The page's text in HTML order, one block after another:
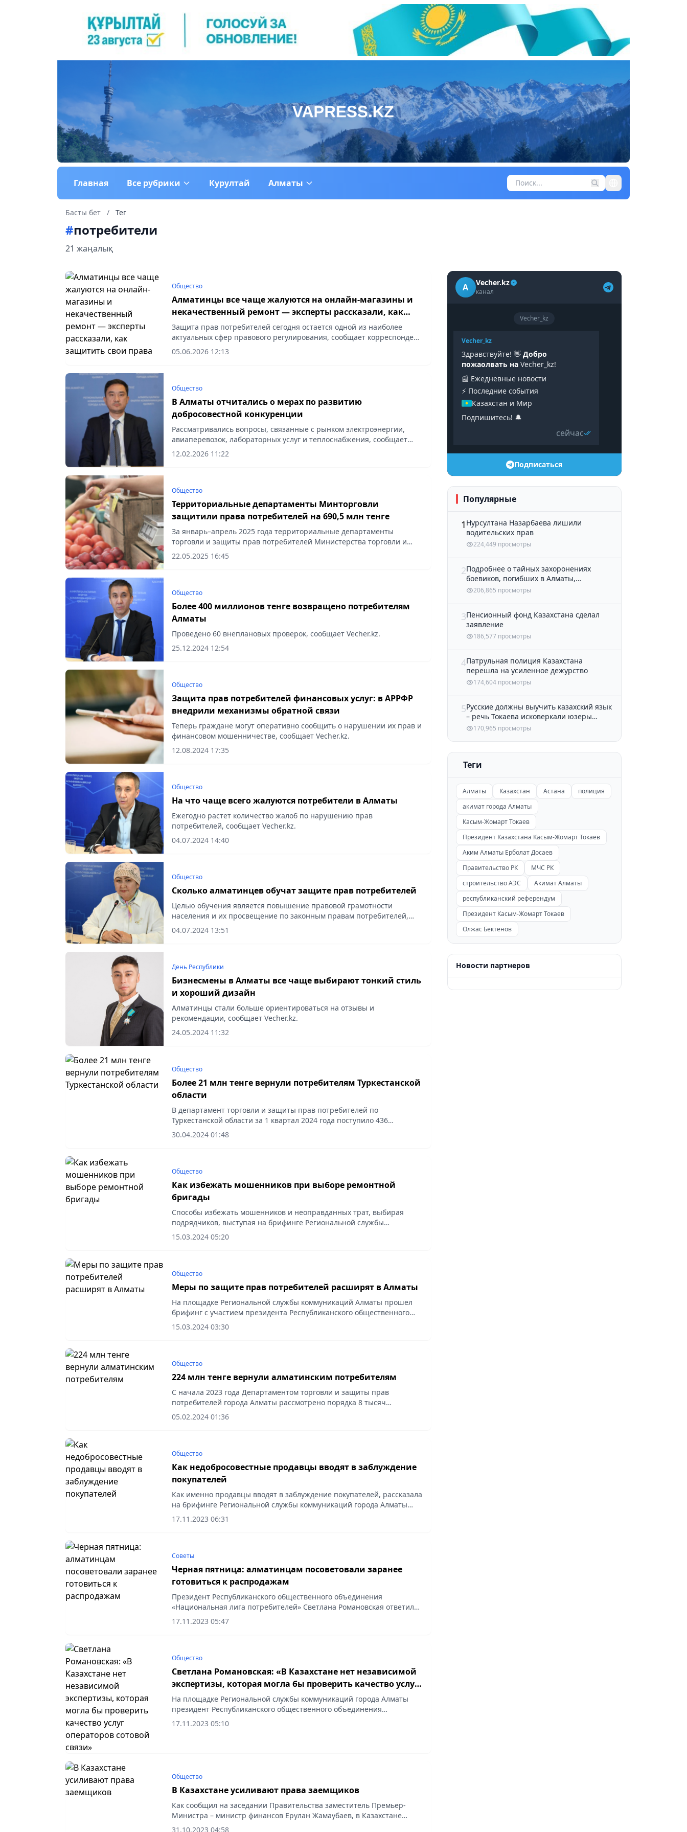
Главная Все рубрики Курултай Алматы
Басты бет / Тег
#потребители
21 жаңалық
Общество
Алматинцы все чаще жалуются на онлайн-магазины и
некачественный ремонт — эксперты рассказали, как
защитить свои права
Защита прав потребителей сегодня остается одной из наиболее
актуальных сфер правового регулирования, сообщает корреспондент
vecher.kz.
05.06.2026 12:13
Общество
В Алматы отчитались о мерах по развитию
добросовестной конкуренции
Рассматривались вопросы, связанные с рынком электроэнергии,
авиаперевозок, лабораторных услуг и теплоснабжения, сообщает
Vecher.kz.
12.02.2026 11:22
Общество
Территориальные департаменты Минторговли
защитили права потребителей на 690,5 млн тенге
За январь–апрель 2025 года территориальные департаменты
торговли и защиты прав потребителей Министерства торговли и
интеграции РК обеспечили защиту прав граждан на сумму 690,5 млн
тенге,...
22.05.2025 16:45
Общество
Более 400 миллионов тенге возвращено потребителям
Алматы
Проведено 60 внеплановых проверок, сообщает Vecher.kz.
25.12.2024 12:54
Общество
Защита прав потребителей финансовых услуг: в АРРФР
внедрили механизмы обратной связи
Теперь граждане могут оперативно сообщить о нарушении их прав и
финансовом мошенничестве, сообщает Vecher.kz.
12.08.2024 17:35
Общество
На что чаще всего жалуются потребители в Алматы
Ежегодно растет количество жалоб по нарушению прав
потребителей, сообщает Vecher.kz.
04.07.2024 14:40
Общество
Сколько алматинцев обучат защите прав потребителей
Целью обучения является повышение правовой грамотности
населения и их просвещение по законным правам потребителей,
сообщает Vecher.kz.
04.07.2024 13:51
День Республики
Бизнесмены в Алматы все чаще выбирают тонкий стиль
и хороший дизайн
Алматинцы стали больше ориентироваться на отзывы и
рекомендации, сообщает Vecher.kz.
24.05.2024 11:32
Общество
Более 21 млн тенге вернули потребителям Туркестанской
области
В департамент торговли и защиты прав потребителей по
Туркестанской области за 1 квартал 2024 года поступило 436
обращений. Из них 106 письменных, 136 по горячей линии, с личных
приемов – 194...
30.04.2024 01:48
Общество
Как избежать мошенников при выборе ремонтной
бригады
Способы избежать мошенников и неоправданных трат, выбирая
подрядчиков, выступая на брифинге Региональной службы
коммуникаций города Алматы назвала президент Республиканского
общественного...
15.03.2024 05:20
Общество
Меры по защите прав потребителей расширят в Алматы
На площадке Региональной службы коммуникаций Алматы прошел
брифинг с участием президента Республиканского общественного
объединения «Национальная лига потребителей» Светланы
Романовской. Как стало...
15.03.2024 03:30
Общество
224 млн тенге вернули алматинским потребителям
С начала 2023 года Департаментом торговли и защиты прав
потребителей города Алматы рассмотрено порядка 8 тысяч
обращений от жителей. По результатам внеплановых проверок и
оказанию юридических...
05.02.2024 01:36
Общество
Как недобросовестные продавцы вводят в заблуждение
покупателей
Как именно продавцы вводят в заблуждение покупателей, рассказала
на брифинге Региональной службы коммуникаций города Алматы
президент Республиканского общественного объединения
«Национальная лига...
17.11.2023 06:31
Советы
Черная пятница: алматинцам посоветовали заранее
готовиться к распродажам
Президент Республиканского общественного объединения
«Национальная лига потребителей» Светлана Романовская ответила
на вопросы журналистов на пресс-конференции, организованной
Региональной службой...
17.11.2023 05:47
Общество
Светлана Романовская: «В Казахстане нет независимой
экспертизы, которая могла бы проверить качество услуг
операторов сотовой связи»
На площадке Региональной службы коммуникаций города Алматы
президент Республиканского общественного объединения
«Национальная лига потребителей» Светлана
Романовская сообщила, что доказать в суде...
17.11.2023 05:10
Общество
В Казахстане усиливают права заемщиков
Как сообщил на заседании Правительства заместитель Премьер-
Министра – министр финансов Ерулан Жамаубаев, в Казахстане
планируется усилить деятельность банковского омбудсмена и
31.10.2023 04:58
A Vecher.kz
канал
Vecher_kz
Vecher_kz
Здравствуйте! 👋 Добро
пожаолвать наVecher_kz!
📰 Ежедневные новости
⚡️ Последние события
Казахстан и Мир
Подпишитесь! 🔔
сейчас
Подписаться
Популярные
1 Нурсултана Назарбаева лишили
водительских прав
224,449 просмотры
2Подробнее о тайных захоронениях
боевиков, погибших в Алматы,
рассказали в полиции
206,865 просмотры
3Пенсионный фонд Казахстана сделал
заявление
186,577 просмотры
4Патрульная полиция Казахстана
перешла на усиленное дежурство
174,604 просмотры
5Русские должны выучить казахский язык
– речь Токаева исковеркали юзеры
Казнета
170,965 просмотры
Теги
Алматы Казахстан Астана
полиция
акимат города Алматы
Касым-Жомарт Токаев
Президент Казахстана Касым-Жомарт Токаев
Аким Алматы Ерболат Досаев
Правительство РК
МЧС РК
строительство АЭС
Акимат Алматы
республиканский референдум
Президент Касым-Жомарт Токаев
Олжас Бектенов
Новости партнеров